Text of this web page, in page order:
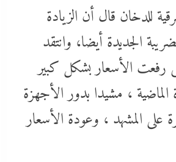
للدخان قال أن الزيادة
الجديدة أيضا، وانتقد
رفعت الأسعار بشكل كبير
، مشيدا بدور الأجهزة
على المشهد ، وعودة الأسعار